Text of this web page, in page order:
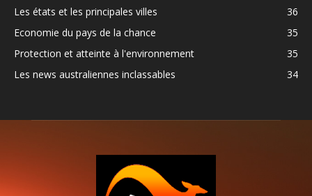
Les états et les principales villes
36
Economie du pays de la chance
35
Protection et atteinte à l'environnement
35
Les news australiennes inclassables
34